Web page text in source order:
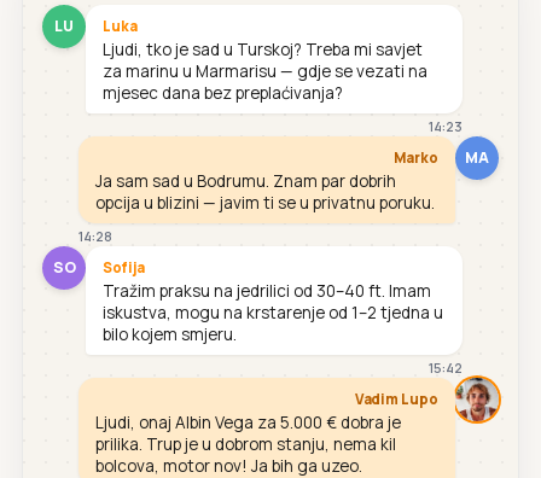
LU Luka
Ljudi, tko je sad u Turskoj? Treba mi savjet
za marinu u Marmarisu — gdje se vezati na
mjesec dana bez preplaćivanja?
14:23
MA
Marko
Ja sam sad u Bodrumu. Znam par dobrih
opcija u blizini — javim ti se u privatnu poruku.
14:28
SO Sofija
Tražim praksu na jedrilici od 30–40 ft. Imam
iskustva, mogu na krstarenje od 1–2 tjedna u
bilo kojem smjeru.
15:42
Vadim Lupo
Ljudi, onaj Albin Vega za 5.000 € dobra je
prilika. Trup je u dobrom stanju, nema kil
bolcova, motor nov! Ja bih ga uzeo.